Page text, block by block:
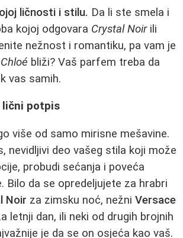
ličnosti i stilu. Da li ste smela i
kojoj odgovara Crystal Noirili
nežnost i romantiku, pa vam je
Chloé bliži? Vaš parfem treba da
vas samih.
lični potpis
više od samo mirisne mešavine.
nevidljivi deo vašeg stila koji može
probudi sećanja i poveća
Bilo da se opredeljujete za hrabri
Noir za zimsku noć, nežni Versace
letnji dan, ili neki od drugih brojnih
je da se on osjeća kao vaš.